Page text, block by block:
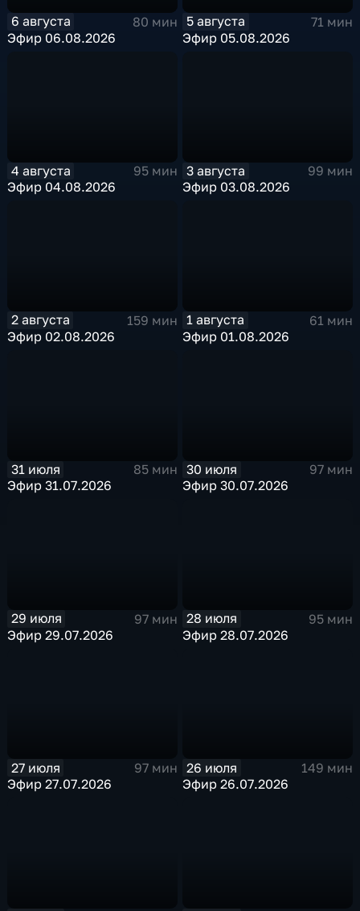
6 августа
80 мин
Эфир 06.08.2026
5 августа
71 мин
Эфир 05.08.2026
4 августа
95 мин
Эфир 04.08.2026
3 августа
99 мин
Эфир 03.08.2026
2 августа
159 мин
Эфир 02.08.2026
1 августа
61 мин
Эфир 01.08.2026
31 июля
85 мин
Эфир 31.07.2026
30 июля
97 мин
Эфир 30.07.2026
29 июля
97 мин
Эфир 29.07.2026
28 июля
95 мин
Эфир 28.07.2026
27 июля
97 мин
Эфир 27.07.2026
26 июля
149 мин
Эфир 26.07.2026